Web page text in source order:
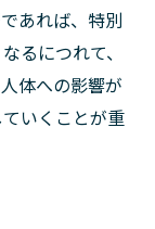
あれば、特別
るにつれて、
体への影響が
いくことが重